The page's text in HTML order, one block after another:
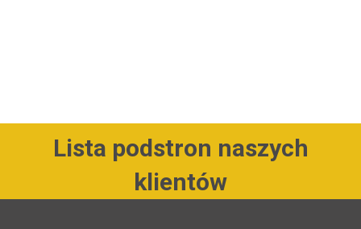
Lista podstron naszych
klientów